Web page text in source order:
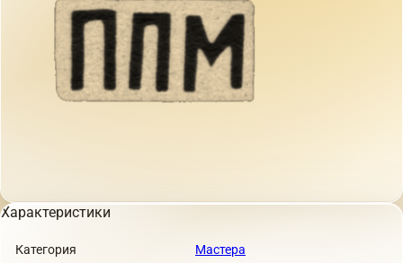
Характеристики
Категория Мастера